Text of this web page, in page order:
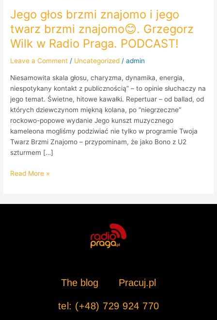
Jego głos brzmi znajomo i jego
twarz brzmi znajomo😊. Grzegorz
Wilk w Radio Praga. PODCAST!
Leave a Comment / Uncategorized /admin
Niesamowita skala głosu, charyzma, dynamika, energia,
niespotykany kontakt z publicznością” – to opinie słuchaczy na
jego temat. Świetne, hitowe kawałki. Repertuar – od ballad, od
których dziewczynom miękną kolana, po “niegrzeczne”
rockowo-popowe wydanie Jego kunszt muzycznego
kameleona mogliśmy podziwiać nie tylko w programie Twoja
Twarz Brzmi Znajomo – przypominam, że jako Bono z U2
szturmem […]
Grzegorz
w
Radio
PODCAST!
Read More »
The blog Pracuj.pl
tel: (+48) 729 924 770